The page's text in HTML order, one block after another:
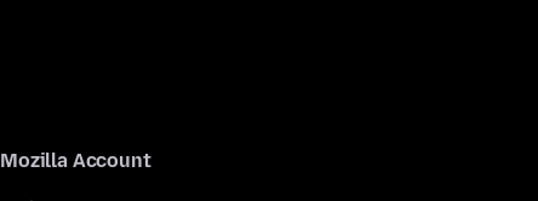
Mozilla Account